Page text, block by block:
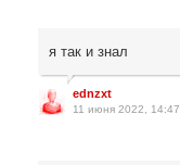
я так и знал
ednzxt
11 июня 2022, 14:47